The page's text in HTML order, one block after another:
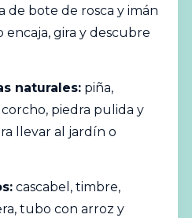
de bote de rosca y imán
encaja, gira y descubre
naturales: piña,
piedra pulida y
llevar al jardín o
cascabel, timbre,
tubo con arroz y